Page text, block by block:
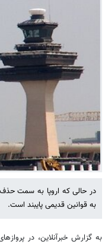
در حالی که اروپا به سمت
به قوانین قدیمی پایبند است.
به گزارش خبرآنلاین، در